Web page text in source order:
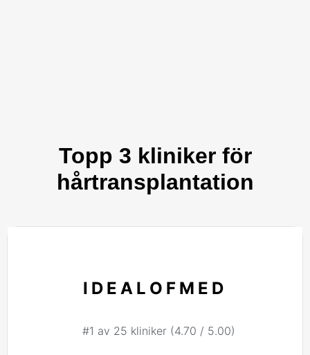
Topp 3 kliniker för
hårtransplantation
IDEALOFMED
#1 av 25 kliniker (4.70 / 5.00)